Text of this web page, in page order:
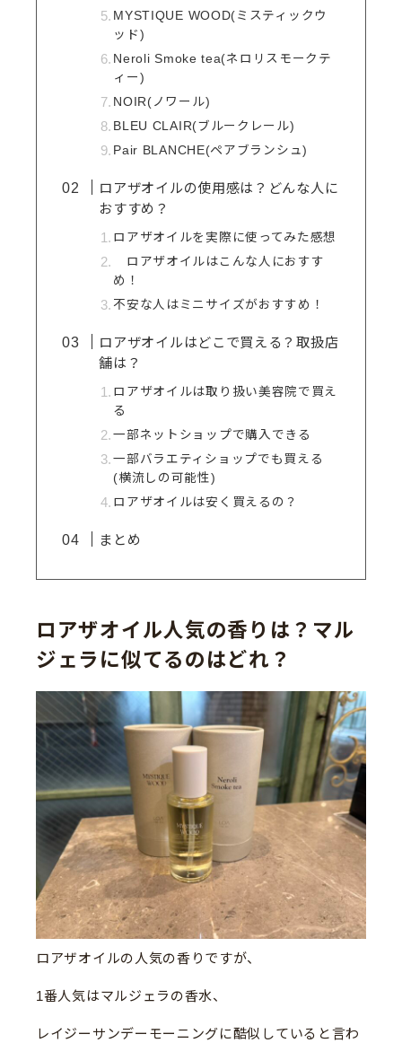
MYSTIQUE WOOD(ミスティックウ
ッド)
Neroli Smoke tea(ネロリスモークテ
ィー)
NOIR(ノワール)
BLEU CLAIR(ブルークレール)
Pair BLANCHE(ペアブランシュ)
ロアザオイルの使用感は？どんな人に
おすすめ？
ロアザオイルを実際に使ってみた感想
ロアザオイルはこんな人におすす
め！
不安な人はミニサイズがおすすめ！
ロアザオイルはどこで買える？取扱店
舗は？
ロアザオイルは取り扱い美容院で買え
る
一部ネットショップで購入できる
一部バラエティショップでも買える
(横流しの可能性)
ロアザオイルは安く買えるの？
まとめ
ロアザオイル人気の香りは？マル
ジェラに似てるのはどれ？
ロアザオイルの人気の香りですが、
1番人気はマルジェラの香水、
レイジーサンデーモーニングに酷似していると言わ